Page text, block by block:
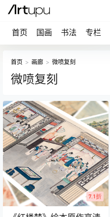
首页 国画 书法 专栏
首页 > 画廊 > 微喷复刻
微喷复刻
7.1折